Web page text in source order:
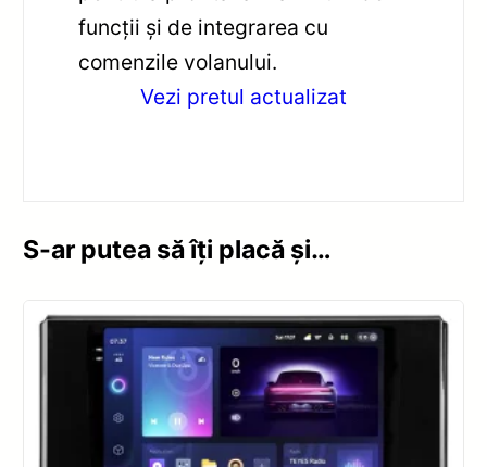
funcții și de integrarea cu
comenzile volanului.
Vezi pretul actualizat
S-ar putea să îți placă și…